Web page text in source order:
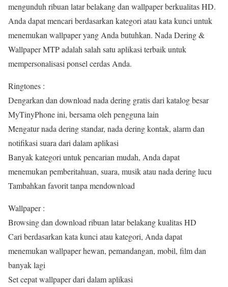
mengunduh ribuan latar belakang dan wallpaper berkualitas HD.
Anda dapat mencari berdasarkan kategori atau kata kunci untuk
menemukan wallpaper yang Anda butuhkan. Nada Dering &
Wallpaper MTP adalah salah satu aplikasi terbaik untuk
mempersonalisasi ponsel cerdas Anda.
Ringtones :
Dengarkan dan download nada dering gratis dari katalog besar
MyTinyPhone ini, bersama oleh pengguna lain
Mengatur nada dering standar, nada dering kontak, alarm dan
notifikasi suara dari dalam aplikasi
Banyak kategori untuk pencarian mudah, Anda dapat
menemukan pemberitahuan, suara, musik atau nada dering lucu
Tambahkan favorit tanpa mendownload
Wallpaper :
Browsing dan download ribuan latar belakang kualitas HD
Cari berdasarkan kata kunci atau kategori, Anda dapat
menemukan wallpaper hewan, pemandangan, mobil, film dan
banyak lagi
Set cepat wallpaper dari dalam aplikasi